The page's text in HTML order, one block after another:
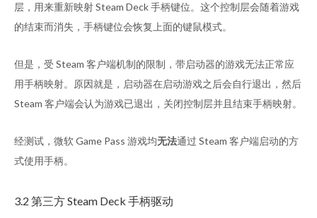
层，用来重新映射 Steam Deck 手柄键位。这个控制层会随着游戏
的结束而消失，手柄键位会恢复上面的键鼠模式。
但是，受 Steam 客户端机制的限制，带启动器的游戏无法正常应
用手柄映射。原因就是，启动器在启动游戏之后会自行退出，然后
Steam 客户端会认为游戏已退出，关闭控制层并且结束手柄映射。
经测试，微软 Game Pass 游戏均无法通过 Steam 客户端启动的方
式使用手柄。
3.2 第三方 Steam Deck 手柄驱动